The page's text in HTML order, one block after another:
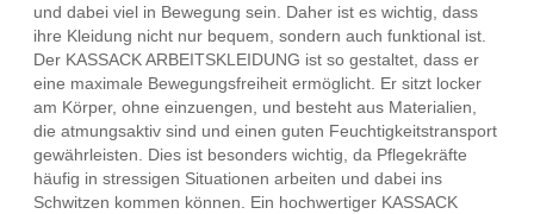
und dabei viel in Bewegung sein. Daher ist es wichtig, dass
ihre Kleidung nicht nur bequem, sondern auch funktional ist.
Der KASSACK ARBEITSKLEIDUNG ist so gestaltet, dass er
eine maximale Bewegungsfreiheit ermöglicht. Er sitzt locker
am Körper, ohne einzuengen, und besteht aus Materialien,
die atmungsaktiv sind und einen guten Feuchtigkeitstransport
gewährleisten. Dies ist besonders wichtig, da Pflegekräfte
häufig in stressigen Situationen arbeiten und dabei ins
Schwitzen kommen können. Ein hochwertiger KASSACK